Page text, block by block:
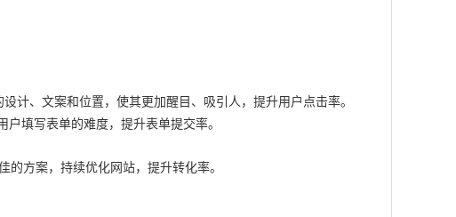
计、文案和位置，使其更加醒目、吸引人，提升用户点击率。
填写表单的难度，提升表单提交率。
方案，持续优化网站，提升转化率。